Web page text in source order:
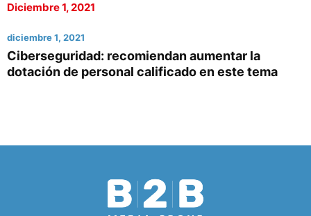
Diciembre 1, 2021
diciembre 1, 2021
Ciberseguridad: recomiendan aumentar la
dotación de personal calificado en este tema